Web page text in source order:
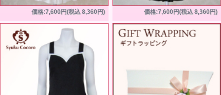
価格:7,600円(税込 8,360円) 価格:7,600円(税込 8,360円)